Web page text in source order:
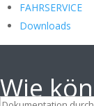
FAHRSERVICE
Downloads
Wie